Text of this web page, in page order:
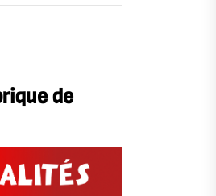
de